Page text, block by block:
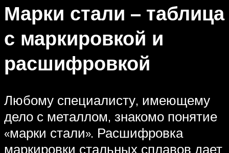
Марки стали – таблица
с маркировкой и
расшифровкой
Любому специалисту, имеющему
дело с металлом, знакомо понятие
«марки стали». Расшифровка
маркировки стальных сплавов дает